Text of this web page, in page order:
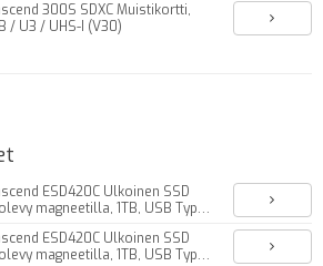
300S SDXC Muistikortti,
/ U3 / UHS-I (V30)
ESD420C Ulkoinen SSD
magneetilla, 1TB, USB Type-
ESD420C Ulkoinen SSD
magneetilla, 1TB, USB Type-